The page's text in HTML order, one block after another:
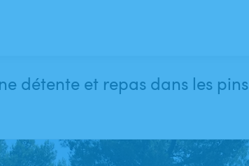
détente et repas dans les pins